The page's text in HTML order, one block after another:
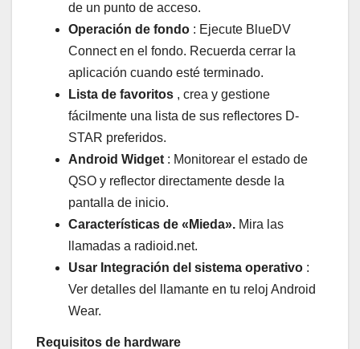
de un punto de acceso.
Operación de fondo : Ejecute BlueDV
Connect en el fondo. Recuerda cerrar la
aplicación cuando esté terminado.
Lista de favoritos , crea y gestione
fácilmente una lista de sus reflectores D-
STAR preferidos.
Android Widget : Monitorear el estado de
QSO y reflector directamente desde la
pantalla de inicio.
Características de «Mieda». Mira las
llamadas a radioid.net.
Usar Integración del sistema operativo :
Ver detalles del llamante en tu reloj Android
Wear.
Requisitos de hardware